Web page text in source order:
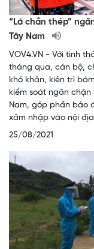
“Lá chắn thép”
Tây Nam
VOV4.VN - Với tinh
tháng qua, cán bộ,
khó khăn, kiên trì
kiểm soát ngăn
Nam, góp phần bảo
xâm nhập vào nội
25/08/2021